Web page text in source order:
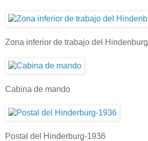
Zona inferior de trabajo del Hindenburg
Cabina de mando
Postal del Hinderburg-1936